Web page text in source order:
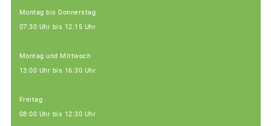
Montag bis Donnerstag
07:30 Uhr bis 12:15 Uhr
Montag und Mittwoch
13:00 Uhr bis 16:30 Uhr
Freitag
08:00 Uhr bis 12:30 Uhr